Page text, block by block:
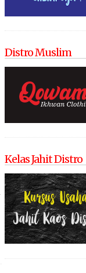
Distro Muslim
Kelas Jahit Distro